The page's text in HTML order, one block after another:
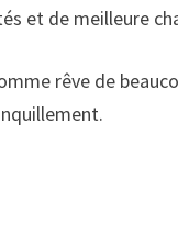
et de meilleure
rêve de